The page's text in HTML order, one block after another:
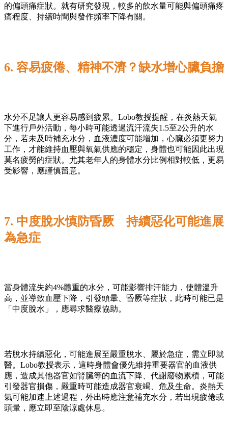
的偏頭痛症狀。就有研究發現，較多的飲水量可能與偏頭痛疼
痛程度、持續時間與發作頻率下降有關。
6. 容易疲倦、精神不濟？缺水增心臟負擔
水分不足讓人更容易感到疲累。Lobo教授提醒，在炎熱天氣
下進行戶外活動，每小時可能透過流汗流失1.5至2公升的水
分，若未及時補充水分，血液濃度可能增加，心臟必須更努力
工作，才能維持血壓與氧氣供應的穩定，身體也可能因此出現
莫名疲勞的症狀。尤其老年人的身體水分比例相對較低，更易
受影響，應謹慎留意。
7. 中度脫水慎防昏厥 持續惡化可能進展
為急症
當身體流失約4%體重的水分，可能影響排汗能力，使體溫升
高，並導致血壓下降，引發頭暈、昏厥等症狀，此時可能已是
「中度脫水」，應尋求醫療協助。
若脫水持續惡化，可能進展至嚴重脫水、屬於急症，需立即就
醫。Lobo教授表示，這時身體會優先維持重要器官的血液供
應，造成其他器官如腎臟等的血流下降、代謝廢物累積，可能
引發器官損傷，嚴重時可能造成器官衰竭、危及生命。炎熱天
氣可能加速上述過程，外出時應注意補充水分，若出現疲倦或
頭暈，應立即至陰涼處休息。